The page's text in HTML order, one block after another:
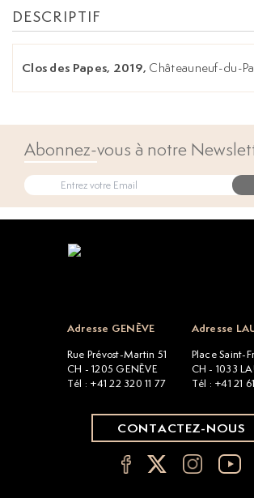
DESCRIPTIF
Clos des Papes, 2019, Châteauneuf-du-
Abonnez-vous à notre
Adresse GENÈVE
Rue Prévost-Martin 51
CH - 1205 GENÈVE
Tél : +41 22 320 11 77
Adresse
Place Saint-
CH - 1033
Tél : +41 21
CONTACTEZ-NOUS